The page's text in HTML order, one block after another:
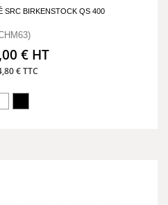
SRC BIRKENSTOCK QS 400
€ HT
€ TTC